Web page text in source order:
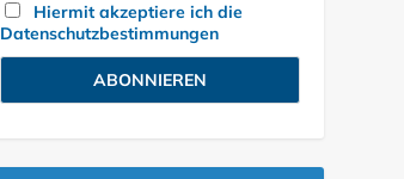
Hiermit akzeptiere ich die
Datenschutzbestimmungen